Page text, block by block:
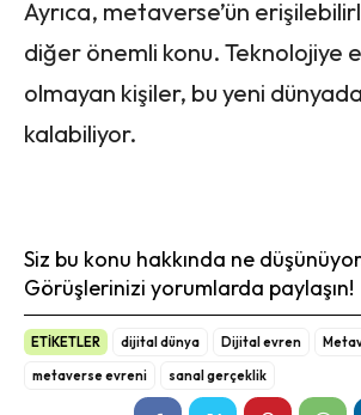
Ayrıca, metaverse’ün
diğer önemli konu. Teknolojiye
olmayan kişiler, bu yeni
kalabiliyor.
Siz bu konu hakkında ne
Görüşlerinizi yorumlarda paylaşın!
ETİKETLER dijital dünya Dijital evren
metaverse evreni
sanal gerçeklik